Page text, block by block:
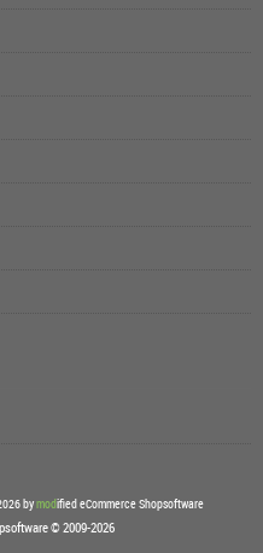
bymodified eCommerce Shopsoftware
© 2009-2026